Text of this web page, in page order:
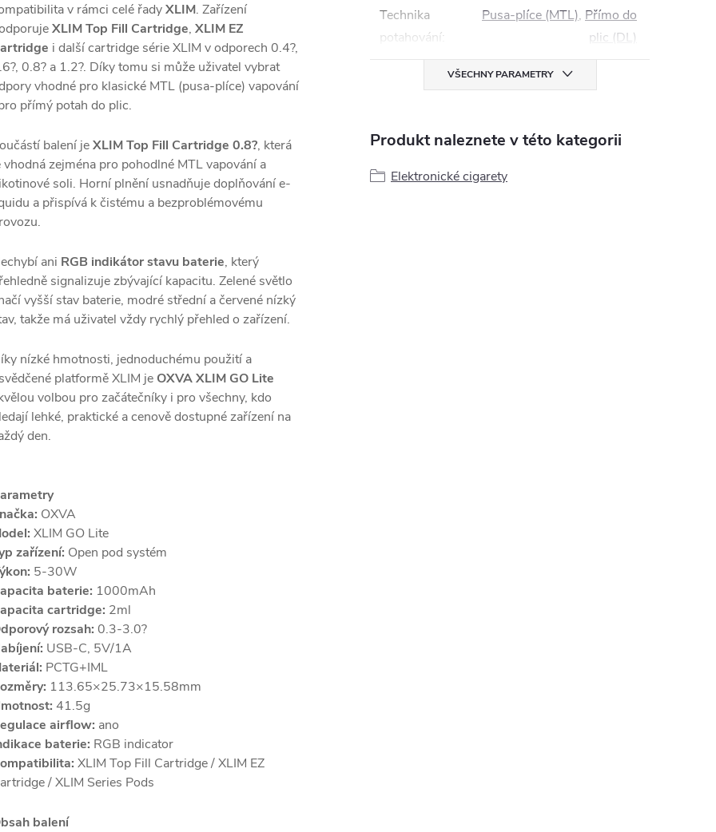
v rámci celé řadyXLIM. Zařízení
XLIM Top Fill Cartridge, XLIM EZ
i další cartridge série XLIM v odporech 0.4?,
0.8? a 1.2?. Díky tomu si může uživatel vybrat
vhodné pro klasické MTL (pusa-plíce) vapování
přímý potah do plic.
balení jeXLIM Top Fill Cartridge 0.8?, která
vhodná zejména pro pohodlné MTL vapování a
soli. Horní plnění usnadňuje doplňování e-
a přispívá k čistému a bezproblémovému
ani RGB indikátor stavu baterie, který
signalizuje zbývající kapacitu. Zelené světlo
vyšší stav baterie, modré střední a červené nízký
takže má uživatel vždy rychlý přehled o zařízení.
nízké hmotnosti, jednoduchému použití a
platformě XLIM je OXVA XLIM GO Lite
volbou pro začátečníky i pro všechny, kdo
lehké, praktické a cenově dostupné zařízení na
den.
OXVA
XLIM GO Lite
zařízení: Open pod systém
5-30W
baterie: 1000mAh
cartridge: 2ml
rozsah: 0.3-3.0?
USB-C, 5V/1A
PCTG+IML
113.65×25.73×15.58mm
41.5g
airflow: ano
baterie: RGB indicator
XLIM Top Fill Cartridge / XLIM EZ
/ XLIM Series Pods
balení
Technika
potahování:
Pusa-plíce (MTL), Přímo do
plic (DL)
VŠECHNY PARAMETRY
Produkt naleznete v této kategorii
Elektronické cigarety